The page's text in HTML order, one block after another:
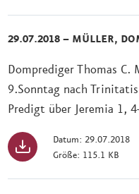
29.07.2018 – MÜLLER,
Domprediger Thomas C.
9.Sonntag nach
Predigt über Jeremia 1,
Datum: 29.07.2018
Größe: 115.1 KB